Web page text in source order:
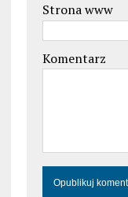
Strona www
Komentarz